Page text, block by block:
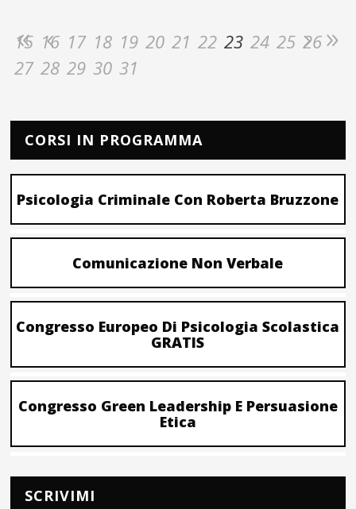
15 16 17 18 19 20 21 22 23 24 25 26
27 28 29 30 31
CORSI IN PROGRAMMA
Psicologia Criminale Con Roberta Bruzzone
Comunicazione Non Verbale
Congresso Europeo Di Psicologia Scolastica
GRATIS
Congresso Green Leadership E Persuasione
Etica
SCRIVIMI